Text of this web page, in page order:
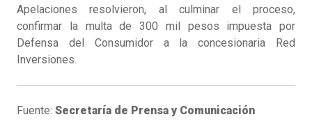
Apelaciones resolvieron, al culminar el proceso,
confirmar la multa de 300 mil pesos impuesta por
Defensa del Consumidor a la concesionaria Red
Inversiones.
Fuente: Secretaría de Prensa y Comunicación